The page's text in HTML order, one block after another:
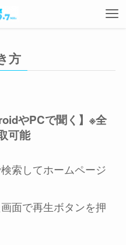
方
やPCで聞く】※全
可能
索してホームページ
面で再生ボタンを押